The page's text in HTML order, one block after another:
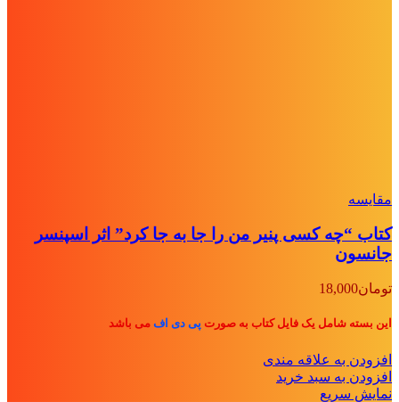
مقايسه
کتاب “چه کسی پنیر من را جا به جا کرد” اثر اسپنسر
جانسون
تومان18,000
این بسته شامل یک فایل کتاب به صورت پی دی اف می باشد
افزودن به علاقه مندی
افزودن به سبد خرید
نمایش سریع